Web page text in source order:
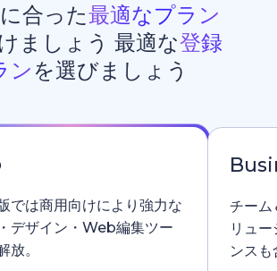
合った最適なプラン
ましょう 最適な登録
ンを選びましょう
では商用向けにより強力な
デザイン・Web編集ツー
放。
チーム
リュ
ンス